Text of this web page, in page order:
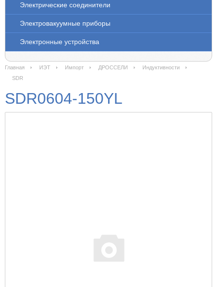
Электрические соединители
Электровакуумные приборы
Электронные устройства
Главная ИЭТ Импорт ДРОССЕЛИ
Индуктивности
SDR
SDR0604-150YL